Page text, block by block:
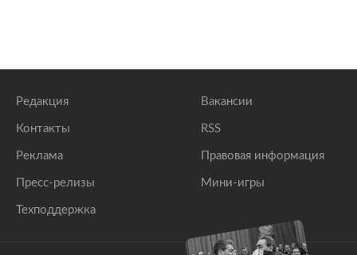
Редакция
Контакты
Реклама
Пресс-релизы
Техподдержка
Вакансии
RSS
Правовая информация
Мини-игры